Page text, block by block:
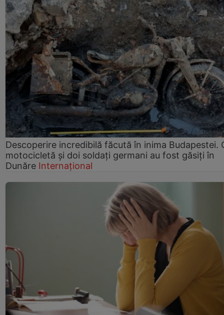
Descoperire incredibilă făcută în inima Budapestei.
motocicletă și doi soldați germani au fost găsiți în
Dunăre Internațional